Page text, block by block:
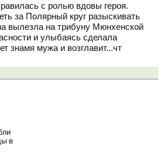
с ролью вдовы героя.
за Полярный круг разыскивать
вылезла на трибуну Мюнхенской
и улыбаясь сделала
знамя мужа и возглавит...чт
в